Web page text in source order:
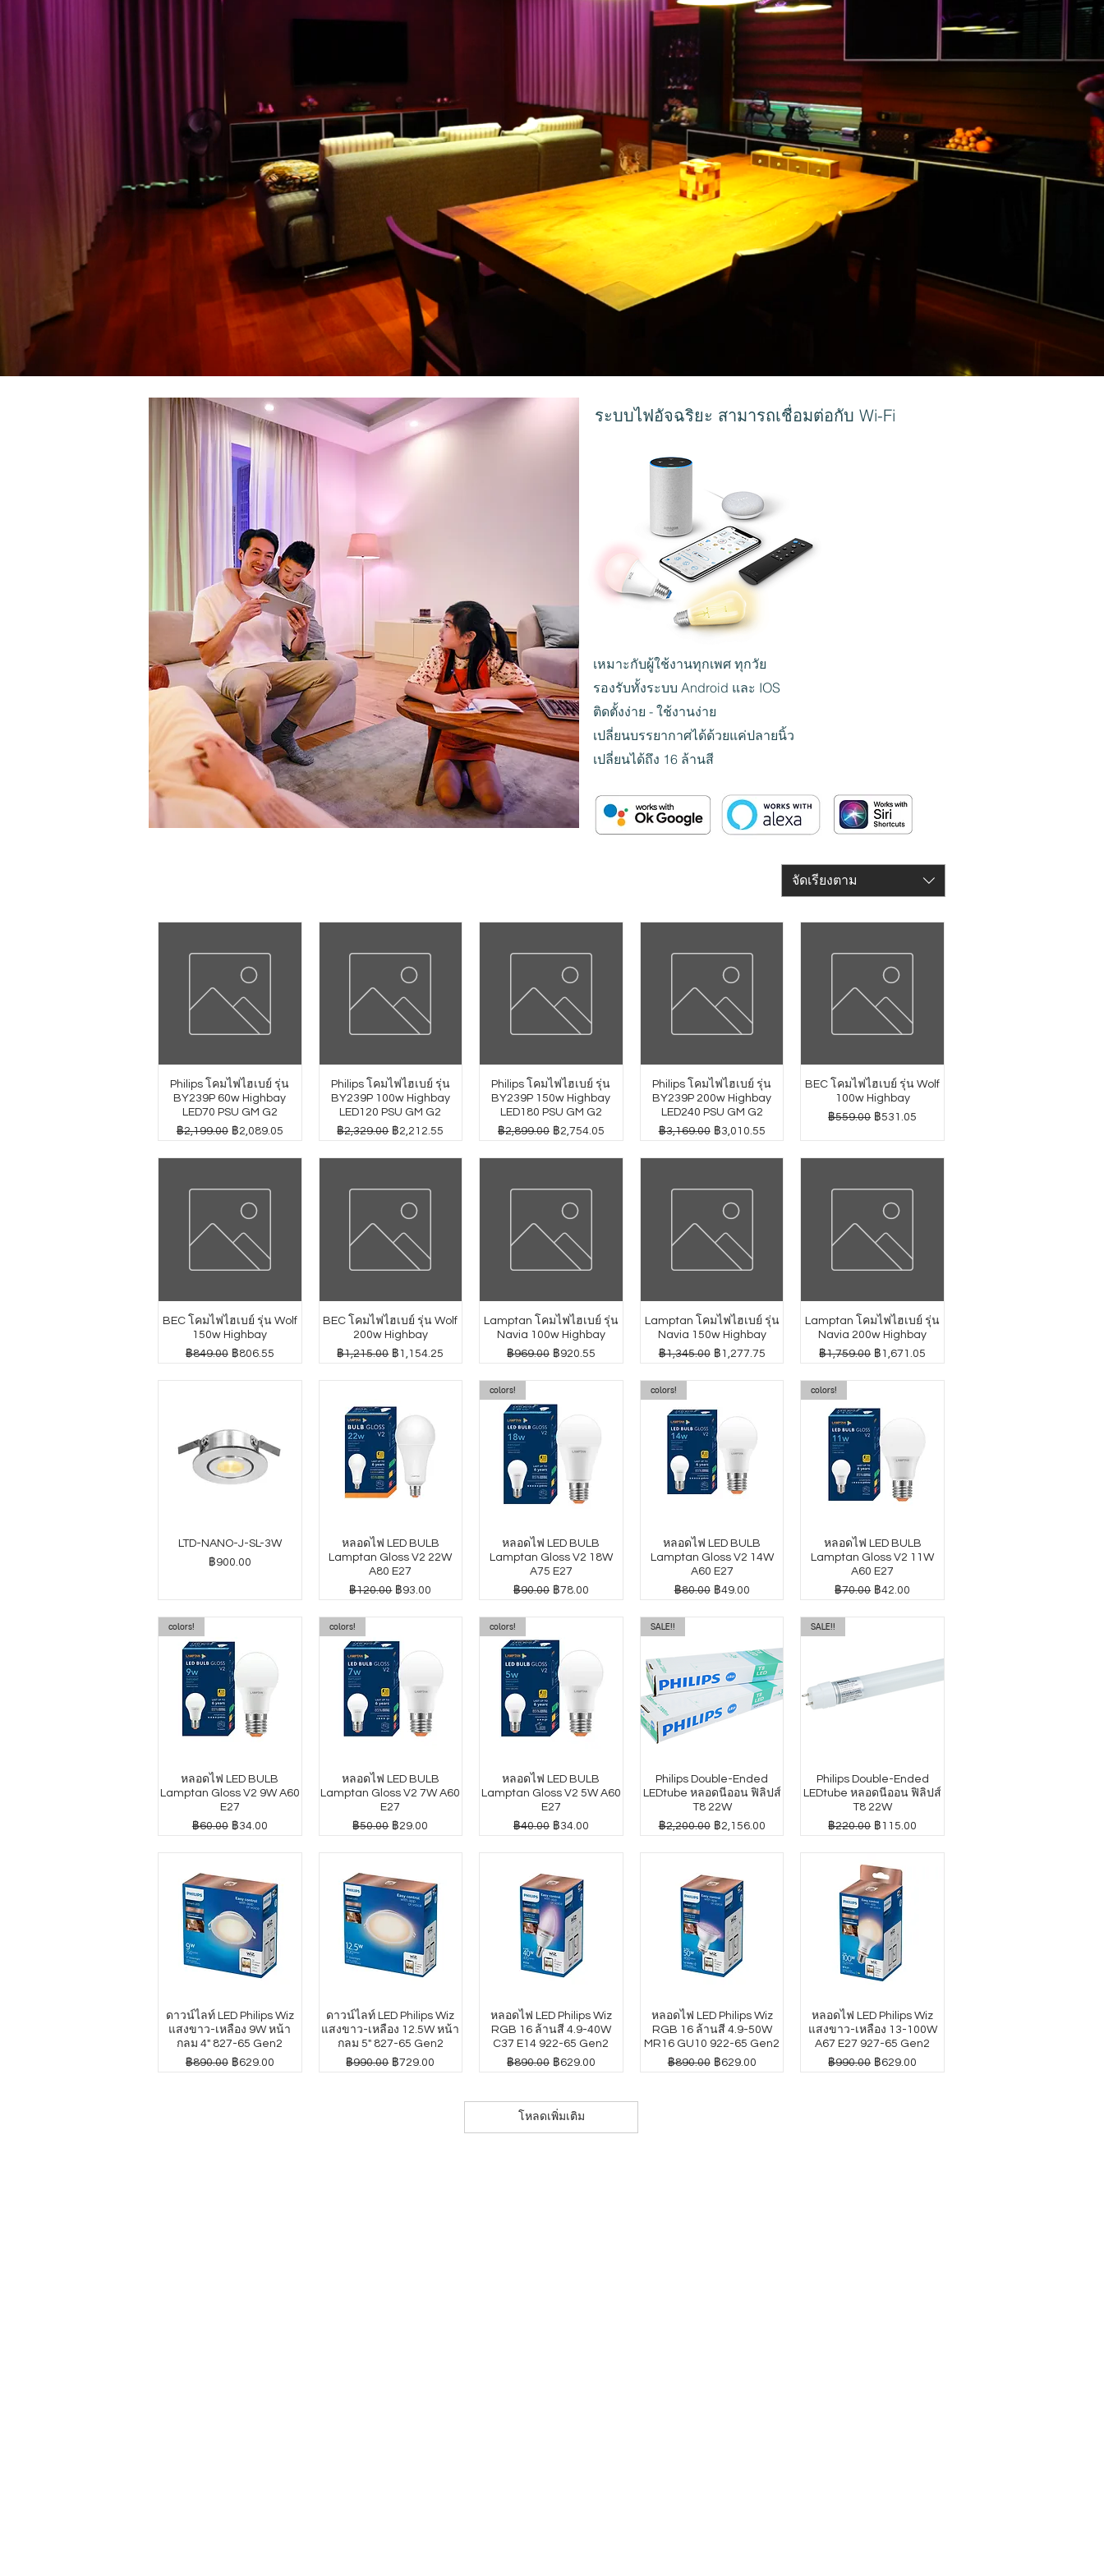
ระบบไฟอัจฉริยะ สามารถเชื่อมต่อกับ Wi-Fi
เหมาะกับผู้ใช้งานทุกเพศ ทุกวัย
รองรับทั้งระบบ Android และ IOS
ติดตั้งง่าย - ใช้งานง่าย
เปลี่ยนบรรยากาศได้ด้วยแค่ปลายนิ้ว
เปลี่ยนได้ถึง 16 ล้านสี
จัดเรียงตาม
Philips โคมไฟไฮเบย์ รุ่น
BY239P 60w Highbay
LED70 PSU GM G2
ราคาปกติ
฿2,199.00 ราคาขายลด
฿2,089.05
Philips โคมไฟไฮเบย์ รุ่น
BY239P 100w Highbay
LED120 PSU GM G2
ราคาปกติ
฿2,329.00 ราคาขายลด
฿2,212.55
Philips โคมไฟไฮเบย์ รุ่น
BY239P 150w Highbay
LED180 PSU GM G2
ราคาปกติ
฿2,899.00 ราคาขายลด
฿2,754.05
Philips โคมไฟไฮเบย์ รุ่น
BY239P 200w Highbay
LED240 PSU GM G2
ราคาปกติ
฿3,169.00 ราคาขายลด
฿3,010.55
BEC โคมไฟไฮเบย์ รุ่น Wolf
100w Highbay
ราคาปกติ
฿559.00 ราคาขายลด
฿531.05
BEC โคมไฟไฮเบย์ รุ่น Wolf
150w Highbay
ราคาปกติ
฿849.00 ราคาขายลด
฿806.55
BEC โคมไฟไฮเบย์ รุ่น Wolf
200w Highbay
ราคาปกติ
฿1,215.00 ราคาขายลด
฿1,154.25
Lamptan โคมไฟไฮเบย์ รุ่น
Navia 100w Highbay
ราคาปกติ
฿969.00 ราคาขายลด
฿920.55
Lamptan โคมไฟไฮเบย์ รุ่น
Navia 150w Highbay
ราคาปกติ
฿1,345.00 ราคาขายลด
฿1,277.75
Lamptan โคมไฟไฮเบย์ รุ่น
Navia 200w Highbay
ราคาปกติ
฿1,759.00 ราคาขายลด
฿1,671.05
LTD-NANO-J-SL-3W
ราคา
฿900.00
หลอดไฟ LED BULB
Lamptan Gloss V2 22W
A80 E27
ราคาปกติ
฿120.00 ราคาขายลด
฿93.00
colors!
หลอดไฟ LED BULB
Lamptan Gloss V2 18W
A75 E27
ราคาปกติ
฿90.00 ราคาขายลด
฿78.00
colors!
หลอดไฟ LED BULB
Lamptan Gloss V2 14W
A60 E27
ราคาปกติ
฿80.00 ราคาขายลด
฿49.00
colors!
หลอดไฟ LED BULB
Lamptan Gloss V2 11W
A60 E27
ราคาปกติ
฿70.00 ราคาขายลด
฿42.00
colors!
หลอดไฟ LED BULB
Lamptan Gloss V2 9W A60
E27
ราคาปกติ
฿60.00 ราคาขายลด
฿34.00
colors!
หลอดไฟ LED BULB
Lamptan Gloss V2 7W A60
E27
ราคาปกติ
฿50.00 ราคาขายลด
฿29.00
colors!
หลอดไฟ LED BULB
Lamptan Gloss V2 5W A60
E27
ราคาปกติ
฿40.00 ราคาขายลด
฿34.00
SALE!!
Philips Double-Ended
LEDtube หลอดนีออน ฟิลิปส์
T8 22W
ราคาปกติ
฿2,200.00 ราคาขายลด
฿2,156.00
SALE!!
Philips Double-Ended
LEDtube หลอดนีออน ฟิลิปส์
T8 22W
ราคาปกติ
฿220.00 ราคาขายลด
฿115.00
ดาวน์ไลท์ LED Philips Wiz
แสงขาว-เหลือง 9W หน้า
กลม 4" 827-65 Gen2
ราคาปกติ
฿890.00 ราคาขายลด
฿629.00
ดาวน์ไลท์ LED Philips Wiz
แสงขาว-เหลือง 12.5W หน้า
กลม 5" 827-65 Gen2
ราคาปกติ
฿990.00 ราคาขายลด
฿729.00
หลอดไฟ LED Philips Wiz
RGB 16 ล้านสี 4.9-40W
C37 E14 922-65 Gen2
ราคาปกติ
฿890.00 ราคาขายลด
฿629.00
หลอดไฟ LED Philips Wiz
RGB 16 ล้านสี 4.9-50W
MR16 GU10 922-65 Gen2
ราคาปกติ
฿890.00 ราคาขายลด
฿629.00
หลอดไฟ LED Philips Wiz
แสงขาว-เหลือง 13-100W
A67 E27 927-65 Gen2
ราคาปกติ
฿990.00 ราคาขายลด
฿629.00
โหลดเพิ่มเติม